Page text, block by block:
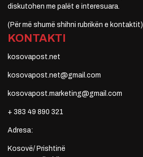
diskutohen me palët e interesuara.
(Për më shumë shihni rubrikën e kontaktit)
KONTAKTI
kosovapost.net
kosovapost.net@gmail.com
kosovapost.marketing@gmail.com
+ 383 49 890 321
Adresa:
Kosovë/ Prishtinë